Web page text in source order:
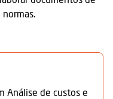
Análise de custos e